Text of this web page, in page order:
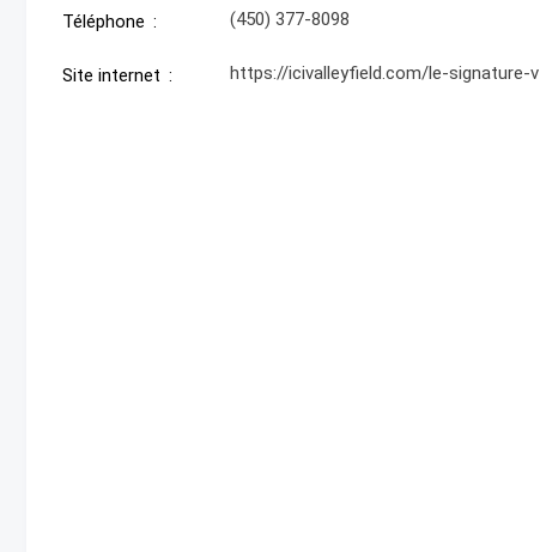
Téléphone (450) 377-8098
Site internet https://icivalleyfield.com/le-signature-v